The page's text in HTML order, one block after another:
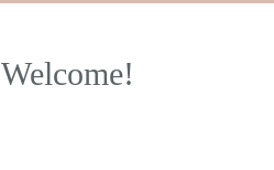
Welcome!